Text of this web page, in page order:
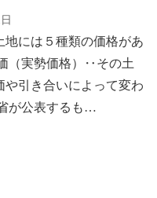
地には５種類の価格があ
（実勢価格）‥その土
引き合いによって変わ
が公表するも…